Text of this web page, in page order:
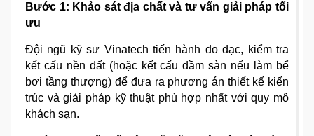
Bước 1: Khảo sát địa chất và tư vấn giải pháp tối
ưu
Đội ngũ kỹ sư Vinatech tiến hành đo đạc, kiểm tra
kết cấu nền đất (hoặc kết cấu dầm sàn nếu làm bể
bơi tầng thượng) để đưa ra phương án thiết kế kiến
trúc và giải pháp kỹ thuật phù hợp nhất với quy mô
khách sạn.